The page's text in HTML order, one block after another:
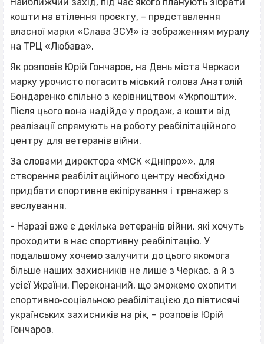
кошти на втілення проєкту, – представлення
власної марки «Слава ЗСУ!» із зображенням муралу
на ТРЦ «Любава».
Як розповів Юрій Гончаров, на День міста Черкаси
марку урочисто погасить міський голова Анатолій
Бондаренко спільно з керівництвом «Укрпошти».
Після цього вона надійде у продаж, а кошти від
реалізації спрямують на роботу реабілітаційного
центру для ветеранів війни.
За словами директора «МСК «Дніпро»», для
створення реабілітаційного центру необхідно
придбати спортивне екіпірування і тренажер з
веслування.
- Наразі вже є декілька ветеранів війни, які хочуть
проходити в нас спортивну реабілітацію. У
подальшому хочемо залучити до цього якомога
більше наших захисників не лише з Черкас, а й з
усієї України. Переконаний, що зможемо охопити
спортивно‐соціальною реабілітацією до півтисячі
українських захисників на рік, – розповів Юрій
Гончаров.